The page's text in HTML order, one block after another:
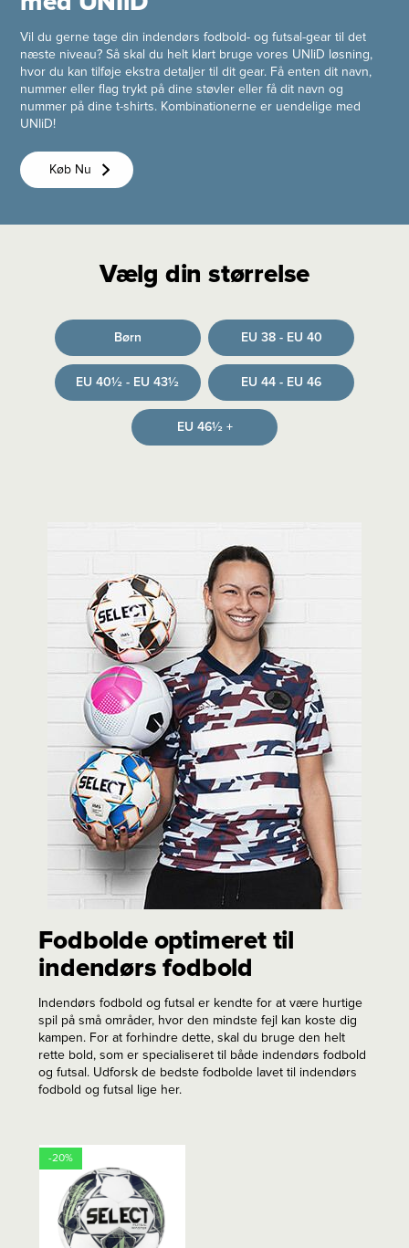
Vil du gerne tage din indendørs fodbold- og futsal-gear til det
næste niveau? Så skal du helt klart bruge vores UNIiD løsning,
hvor du kan tilføje ekstra detaljer til dit gear. Få enten dit navn,
nummer eller flag trykt på dine støvler eller få dit navn og
nummer på dine t-shirts. Kombinationerne er uendelige med
UNIiD!
Køb Nu
Vælg din størrelse
Børn EU 38 - EU 40
EU 40½ - EU 43½ EU 44 - EU 46
EU 46½ +
Fodbolde optimeret til
indendørs fodbold
Indendørs fodbold og futsal er kendte for at være hurtige
spil på små områder, hvor den mindste fejl kan koste dig
kampen. For at forhindre dette, skal du bruge den helt
rette bold, som er specialiseret til både indendørs fodbold
og futsal. Udforsk de bedste fodbolde lavet til indendørs
fodbold og futsal lige her.
-20%